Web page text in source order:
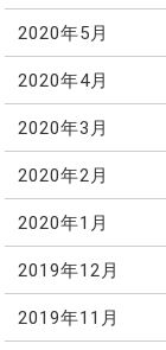
2020年5月
2020年4月
2020年3月
2020年2月
2020年1月
2019年12月
2019年11月